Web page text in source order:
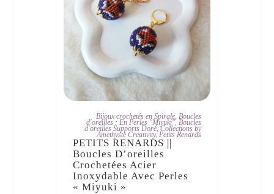
JE L'ADOPTE
Bijoux crochetés en Spirale, Boucles
d'oreilles : En Perles "Miyuki", Boucles
d'oreilles Supports Doré,Collections by
Amethyste Creativity,Petits Renards
PETITS RENARDS ||
Boucles D’oreilles
Crochetées Acier
Inoxydable Avec Perles
« Miyuki »